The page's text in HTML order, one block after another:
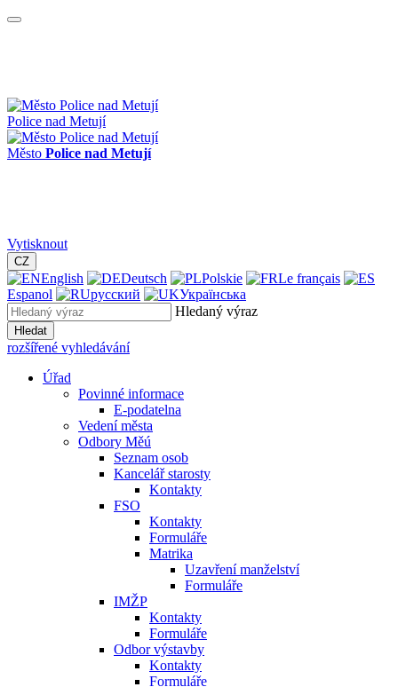
Police nad Metují
Město Police nad Metují
Vytisknout
CZ
English Deutsch Polskie
Le français
Espanol
русский
Українська
Hledaný výraz
Hledat
rozšířené vyhledávání
Úřad
Povinné informace
E-podatelna
Vedení města
Odbory Měú
Seznam osob
Kancelář starosty
Kontakty
FSO
Kontakty
Formuláře
Matrika
Uzavření manželství
Formuláře
IMŽP
Kontakty
Formuláře
Odbor výstavby
Kontakty
Formuláře